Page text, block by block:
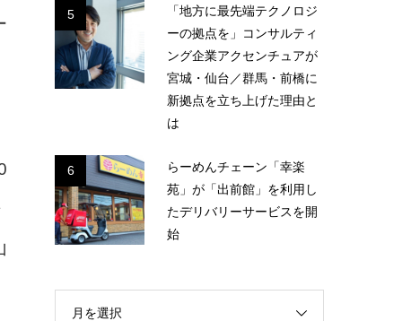
5
「地方に最先端テクノロジ
ーの拠点を」コンサルティ
ング企業アクセンチュアが
宮城・仙台／群馬・前橋に
新拠点を立ち上げた理由と
は
6
らーめんチェーン「幸楽
苑」が「出前館」を利用し
たデリバリーサービスを開
始
月を選択